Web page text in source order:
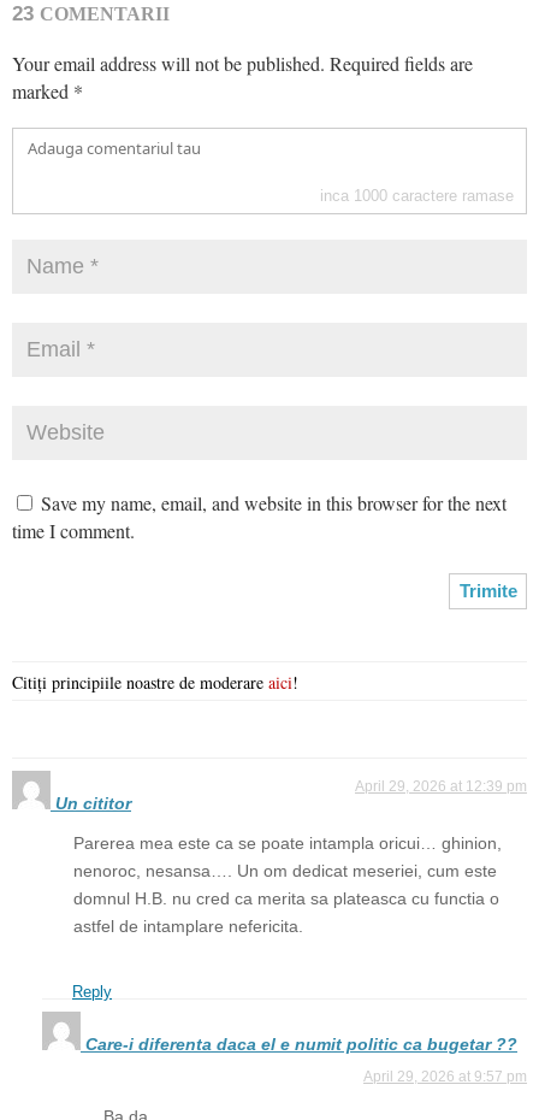
23 COMENTARII
Your email address will not be published. Required fields are
marked *
inca 1000 caractere ramase
Save my name, email, and website in this browser for the next
time I comment.
Citiți principiile noastre de moderare aici!
Un cititor
April 29, 2026 at 12:39 pm
Parerea mea este ca se poate intampla oricui… ghinion,
nenoroc, nesansa…. Un om dedicat meseriei, cum este
domnul H.B. nu cred ca merita sa plateasca cu functia o
astfel de intamplare nefericita.
Reply
Care-i diferenta daca el e numit politic ca bugetar ??
April 29, 2026 at 9:57 pm
Ba da.